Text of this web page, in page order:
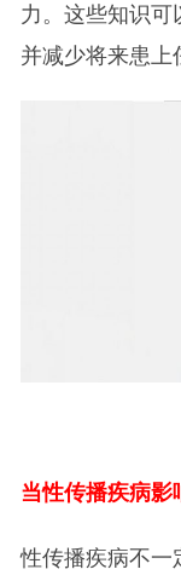
力。这些知识可
并减少将来患上
当性传播疾病影
性传播疾病不一